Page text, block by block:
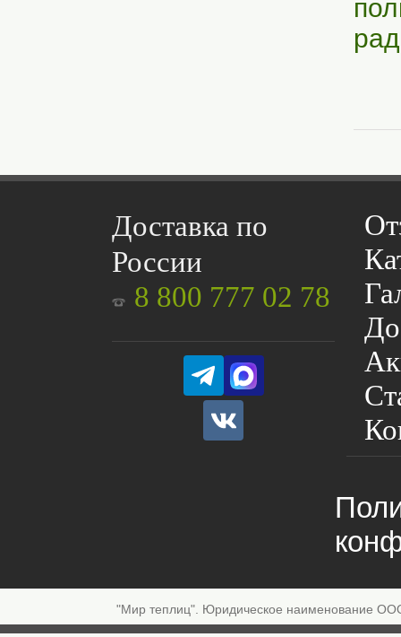
Доставка по
России
8 800 777 02 78
"Мир теплиц". Юридическое наименование